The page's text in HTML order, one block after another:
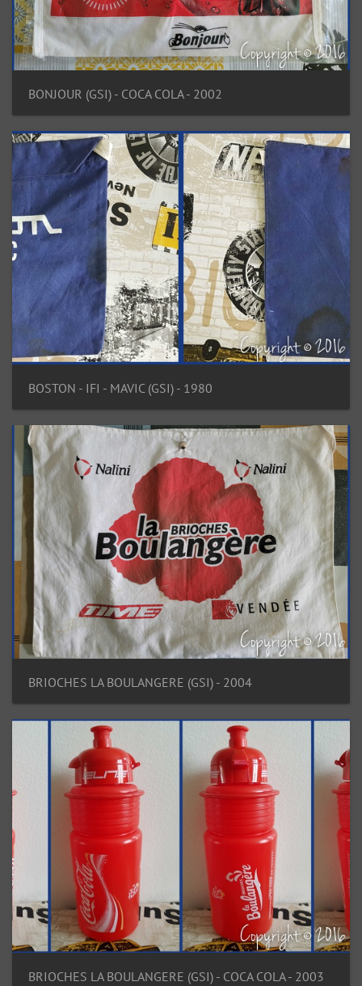
BONJOUR (GSI) - COCA COLA - 2002
BOSTON - IFI - MAVIC (GSI) - 1980
BRIOCHES LA BOULANGERE (GSI) - 2004
BRIOCHES LA BOULANGERE (GSI) - COCA COLA - 2003